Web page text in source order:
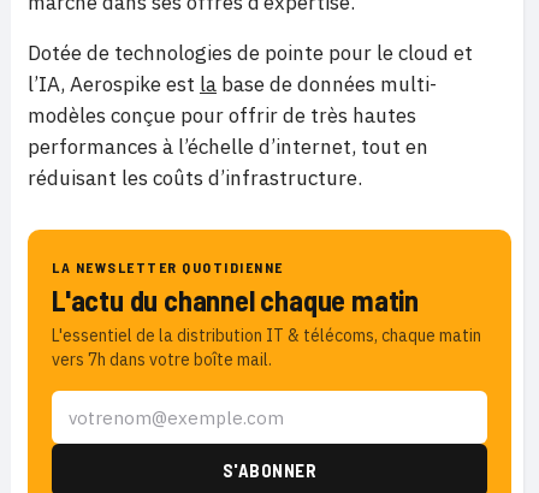
Dotée de technologies de pointe pour le cloud et
l’IA, Aerospike est la base de données multi-
modèles conçue pour offrir de très hautes
performances à l’échelle d’internet, tout en
réduisant les coûts d’infrastructure.
LA NEWSLETTER QUOTIDIENNE
L'actu du channel chaque matin
L'essentiel de la distribution IT & télécoms, chaque matin
vers 7h dans votre boîte mail.